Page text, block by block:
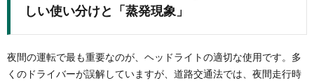
しい使い分けと「蒸発現象」
夜間の運転で最も重要なのが、ヘッドライトの適切な使用です。多
くのドライバーが誤解していますが、道路交通法では、夜間走行時